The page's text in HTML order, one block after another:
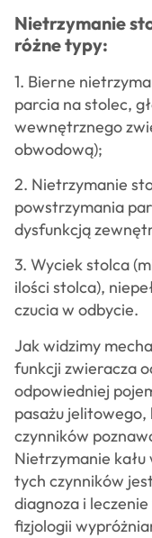
Nietrzymanie
różne typy:
1. Bierne
parcia na stolec,
wewnętrznego
obwodową);
2. Nietrzymanie
powstrzymania
dysfunkcją
3. Wyciek stolca
ilości stolca),
czucia w odbycie.
Jak widzimy
funkcji zwieracza
odpowiedniej
pasażu
czynników
Nietrzymanie
tych czynników
diagnoza i
fizjologii